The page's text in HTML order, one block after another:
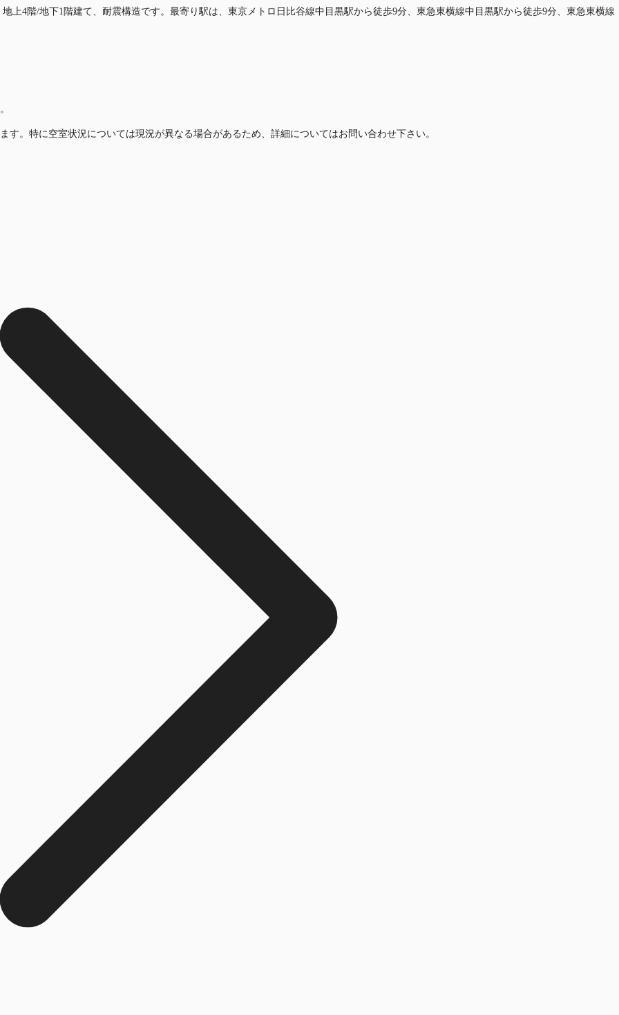
上4階/地下1階建て、耐震構造です。最寄り駅は、東京メトロ日比谷線中目黒駅から徒歩9分、東急東横線中目黒駅から徒歩9分、東急東横線
。特に空室状況については現況が異なる場合があるため、詳細についてはお問い合わせ下さい。